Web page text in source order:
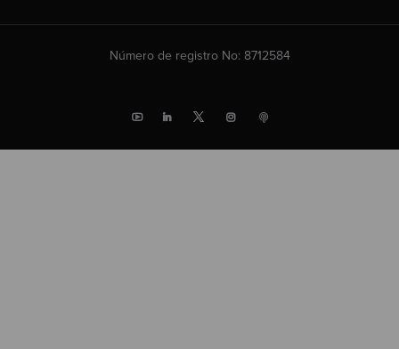
Número de registro No: 8712584